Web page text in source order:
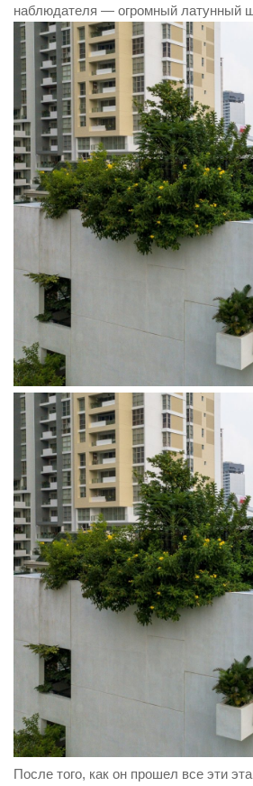
наблюдателя — огромный латунный
После того, как он прошел все эти